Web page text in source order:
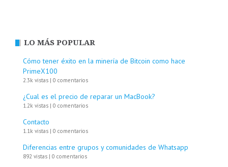
LO MÁS POPULAR
Cómo tener éxito en la minería de Bitcoin como hace
PrimeX100
2.3k vistas | 0 comentarios
¿Cual es el precio de reparar un MacBook?
1.2k vistas | 0 comentarios
Contacto
1.1k vistas | 0 comentarios
Diferencias entre grupos y comunidades de Whatsapp
892 vistas | 0 comentarios